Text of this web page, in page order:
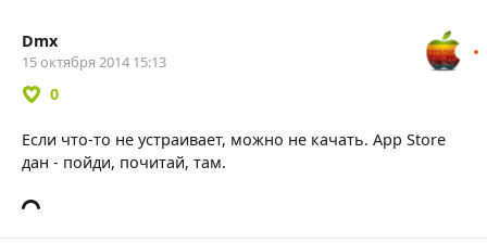
Dmx
15 октября 2014 15:13
0
Если что-то не устраивает, можно не качать. App Store
дан - пойди, почитай, там.